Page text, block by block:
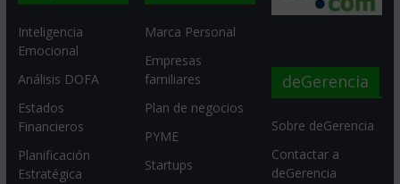
Inteligencia
Emocional
Análisis DOFA
Estados
Financieros
Planificación
Estratégica
Marca Personal
Empresas
familiares
Plan de negocios
PYME
Startups
deGerencia
Sobre deGerencia
Contactar a
deGerencia